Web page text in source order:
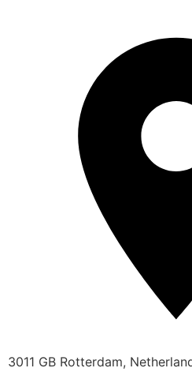
3011 GB Rotterdam,